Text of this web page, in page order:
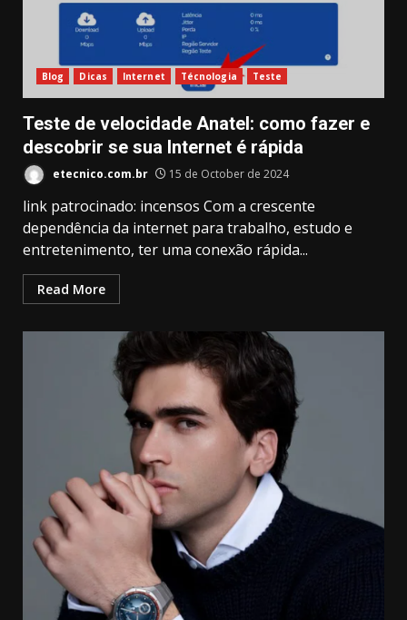
Blog Dicas Internet Técnologia Teste
Teste de velocidade Anatel: como fazer e
descobrir se sua Internet é rápida
etecnico.com.br 15 de October de 2024
link patrocinado: incensos Com a crescente
dependência da internet para trabalho, estudo e
entretenimento, ter uma conexão rápida...
Read More